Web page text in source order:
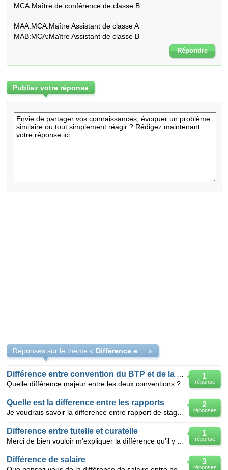
MCA:Maître de conférence de classe B
MAA:MCA:Maître Assistant de classe A
MAB:MCA:Maître Assistant de classe B
Répondre
Publiez votre réponse
Réponses sur le thème « »
1
réponse
Quelle différence majeur entre les deux conventions ?
2
réponses
Quelle est la difference entre les rapports
1
réponse
Difference entre tutelle et curatelle
3
réponses
Différence de salaire